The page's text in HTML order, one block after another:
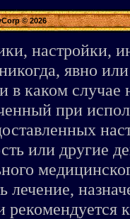
© 2026
настройки,
явно
каком случае
при
или другие
лечение,